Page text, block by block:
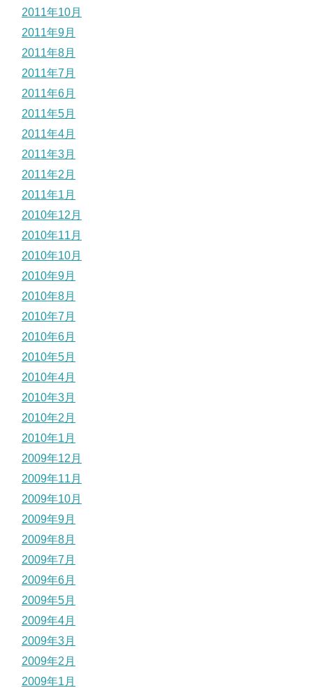
2011年10月
2011年9月
2011年8月
2011年7月
2011年6月
2011年5月
2011年4月
2011年3月
2011年2月
2011年1月
2010年12月
2010年11月
2010年10月
2010年9月
2010年8月
2010年7月
2010年6月
2010年5月
2010年4月
2010年3月
2010年2月
2010年1月
2009年12月
2009年11月
2009年10月
2009年9月
2009年8月
2009年7月
2009年6月
2009年5月
2009年4月
2009年3月
2009年2月
2009年1月